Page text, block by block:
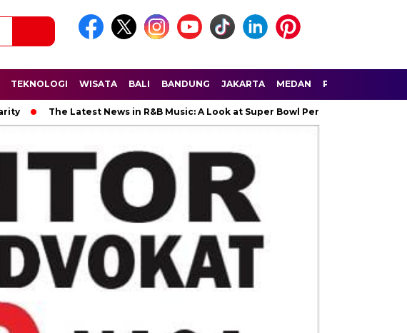
TEKNOLOGI WISATA BALI BANDUNG JAKARTA MEDAN PALEMBANG
The Latest News in R&B Music: A Look at Super Bowl Performances, New Albums,